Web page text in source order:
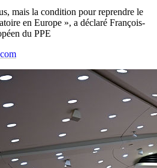
mais la condition pour reprendre le
en Europe », a déclaré François-
du PPE